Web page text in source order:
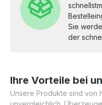
Sie
der
Ihre Vorteile bei
Unsere Produkte sind von